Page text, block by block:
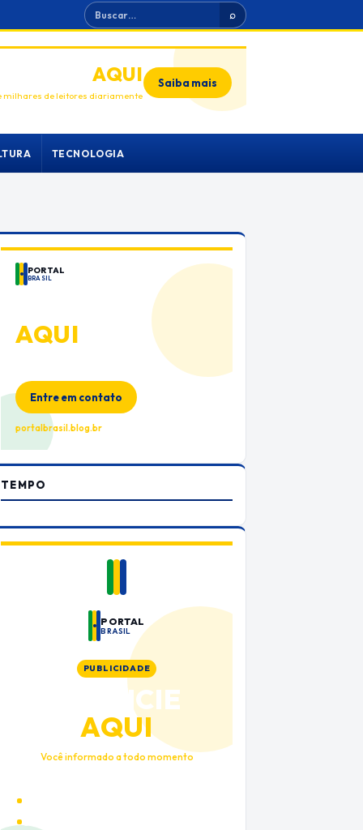
Buscar ⌕
AQUI
milhares de leitores diariamente
Saiba mais
TECNOLOGIA
PORTAL
BRASIL
AQUI
Espaço premium para sua marca
Entre em contato
portalbrasil.blog.br
TEMPO
PORTAL
BRASIL
PUBLICIDADE
ANUNCIE
AQUI
Você informado a todo momento